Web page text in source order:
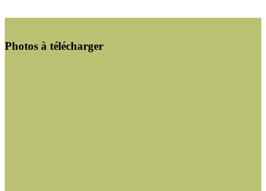
Photos à télécharger